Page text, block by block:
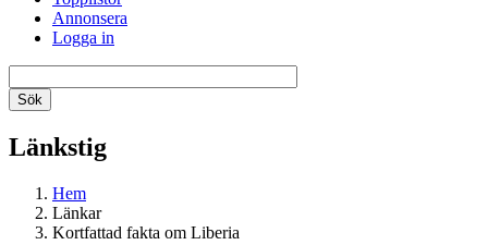
Annonsera
Logga in
Länkstig
Hem
Länkar
Kortfattad fakta om Liberia